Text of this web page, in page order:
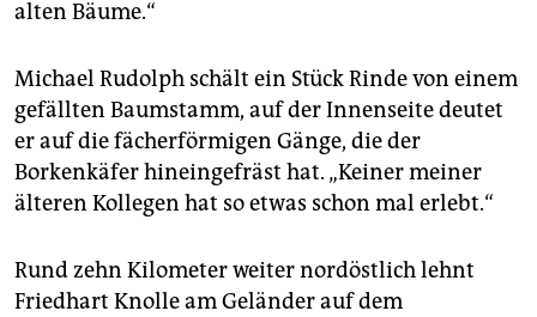
alten Bäume.“
Michael Rudolph schält ein Stück Rinde von einem
gefällten Baumstamm, auf der Innenseite deutet
er auf die fächerförmigen Gänge, die der
Borkenkäfer hineingefräst hat. „Keiner meiner
älteren Kollegen hat so etwas schon mal erlebt.“
Rund zehn Kilometer weiter nordöstlich lehnt
Friedhart Knolle am Geländer auf dem